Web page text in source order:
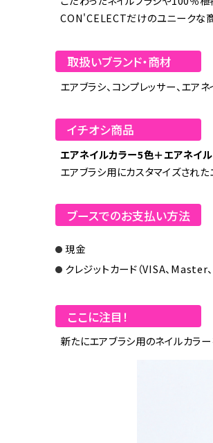
CON'CELECTだけのユニークな
取扱いブランド・商材
エアブラシ、コンプレッサー、エア
イチオシ商品
エアネイルカラー5色＋エアネイ
エアブラシ用にカスタマイズされ
ブースでのお支払い方法
現金
クレジットカード（VISA、Master
ここに注目！
新たにエアブラシ用のネイルカラ